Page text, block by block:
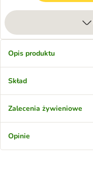
Opis produktu
Skład
Zalecenia żywieniowe
Opinie